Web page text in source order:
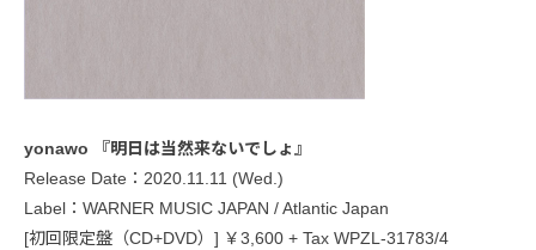
yonawo 『明日は当然来ないでしょ』
Release Date：2020.11.11 (Wed.)
Label：WARNER MUSIC JAPAN / Atlantic Japan
[初回限定盤（CD+DVD）] ￥3,600 + Tax WPZL-31783/4